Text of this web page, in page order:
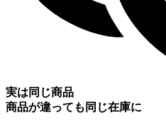
実は同じ商品
商品が違っても同じ在庫に